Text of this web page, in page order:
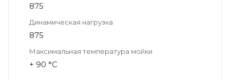
875
Динамическая нагрузка
875
Максимальная температура мойки
+ 90 °C